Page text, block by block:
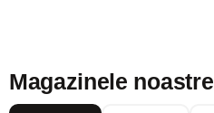
Magazinele noastre